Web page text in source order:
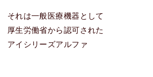
それは一般医療機器として
厚生労働省から認可された
アイシリーズアルファ